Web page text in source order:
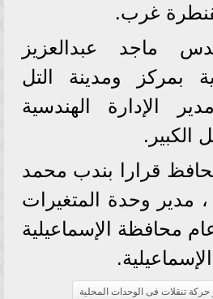
غرب.
ماجد عبدالعزيز
بمركز ومدينة التل
الإدارة الهندسية
الكبير.
قرارا بندب محمد
مدير وحدة المتغيرات
عام محافظة الإسماعيلية
تنقلات فى الوحدات المحلية